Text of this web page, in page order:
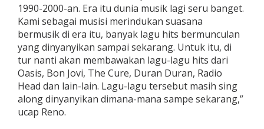
1990-2000-an. Era itu dunia musik lagi seru banget.
Kami sebagai musisi merindukan suasana
bermusik di era itu, banyak lagu hits bermunculan
yang dinyanyikan sampai sekarang. Untuk itu, di
tur nanti akan membawakan lagu-lagu hits dari
Oasis, Bon Jovi, The Cure, Duran Duran, Radio
Head dan lain-lain. Lagu-lagu tersebut masih sing
along dinyanyikan dimana-mana sampe sekarang,”
ucap Reno.